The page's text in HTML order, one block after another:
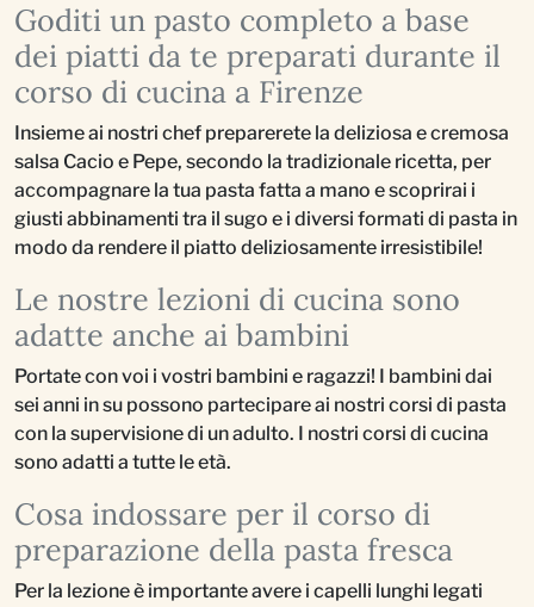
Goditi un pasto completo a base
dei piatti da te preparati durante il
corso di cucina a Firenze
Insieme ai nostri chef preparerete la deliziosa e cremosa
salsa Cacio e Pepe, secondo la tradizionale ricetta, per
accompagnare la tua pasta fatta a mano e scoprirai i
giusti abbinamenti tra il sugo e i diversi formati di pasta in
modo da rendere il piatto deliziosamente irresistibile!
Le nostre lezioni di cucina sono
adatte anche ai bambini
Portate con voi i vostri bambini e ragazzi! I bambini dai
sei anni in su possono partecipare ai nostri corsi di pasta
con la supervisione di un adulto. I nostri corsi di cucina
sono adatti a tutte le età.
Cosa indossare per il corso di
preparazione della pasta fresca
Per la lezione è importante avere i capelli lunghi legati